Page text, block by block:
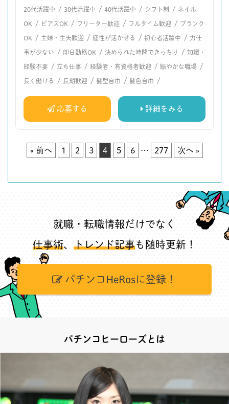
20代活躍中 / 30代活躍中 / 40代活躍中 / シフト制 / ネイル
OK / ピアスOK / フリーター歓迎 / フルタイム歓迎 / ブランク
OK / 主婦・主夫歓迎 / 個性が活かせる / 初心者活躍中 / 力仕
事が少ない / 即日勤務OK / 決められた時間できっちり / 知識・
経験不要 / 立ち仕事 / 経験者・有資格者歓迎 / 賑やかな職場 /
長く働ける / 長期歓迎 / 髪型自由 / 髪色自由 /
応募する 詳細をみる
« 前へ 1 2 3 4 5 6 … 277 次へ »
就職・転職情報だけでなく
仕事術、 トレンド記事も随時更新！
パチンコHeRosに登録！
パチンコヒーローズとは